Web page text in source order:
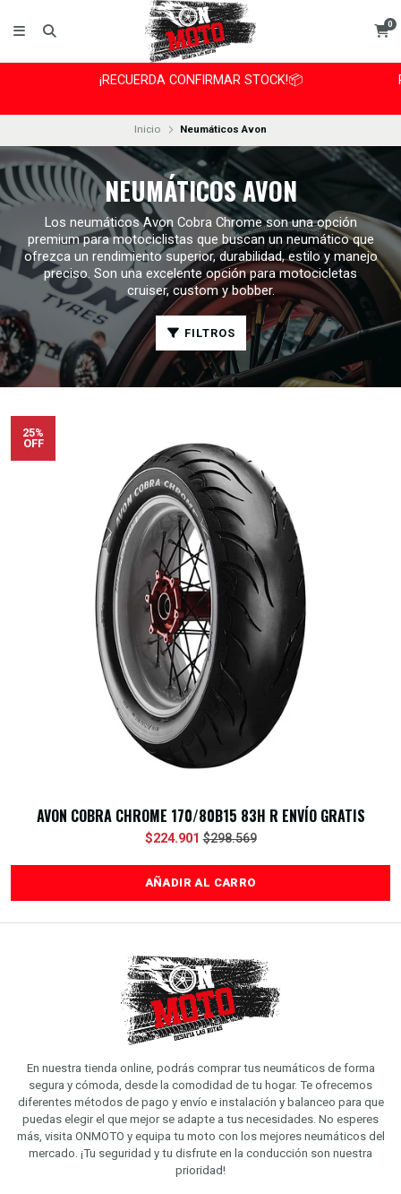
0
¡RECUERDA CONFIRMAR STOCK!📦
Inicio Neumáticos Avon
NEUMÁTICOS AVON
Los neumáticos Avon Cobra Chrome son una opción
premium para motociclistas que buscan un neumático que
ofrezca un rendimiento superior, durabilidad, estilo y manejo
preciso. Son una excelente opción para motocicletas
cruiser, custom y bobber.
FILTROS
25%
OFF
AVON COBRA CHROME 170/80B15 83H R ENVÍO GRATIS
$224.901 $298.569
AÑADIR AL CARRO
En nuestra tienda online, podrás comprar tus neumáticos de forma
segura y cómoda, desde la comodidad de tu hogar. Te ofrecemos
diferentes métodos de pago y envío e instalación y balanceo para que
puedas elegir el que mejor se adapte a tus necesidades. No esperes
más, visita ONMOTO y equipa tu moto con los mejores neumáticos del
mercado. ¡Tu seguridad y tu disfrute en la conducción son nuestra
prioridad!